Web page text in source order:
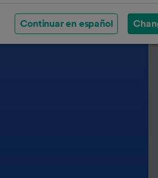
Continuar en español